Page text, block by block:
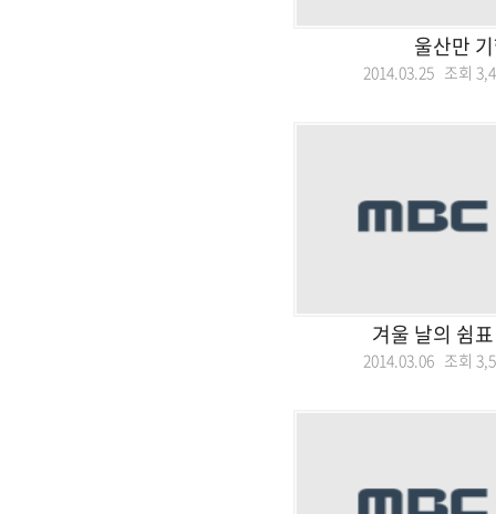
울산만
2014.03.25 조회
겨울 날의 쉼
2014.03.06 조회